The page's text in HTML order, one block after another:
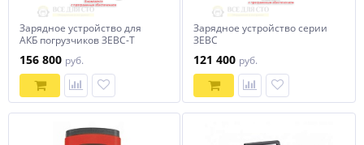
Зарядное устройство для
АКБ погрузчиков ЗЕВС-Т
156 800 руб.
Зарядное устройство серии
ЗEВС
121 400 руб.